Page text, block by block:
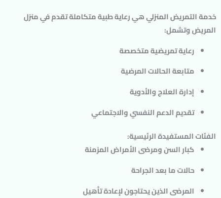
خدمة التمريض المنزلي هي رعاية طبية متكاملة تقدم في منزل
المريض وتشمل:
رعاية تمريضية متخصصة
متابعة الحالات المرضية
إدارة العلاج والأدوية
تقديم الدعم النفسي والاجتماعي
الفئات المستفيدة الرئيسية:
كبار السن ومرضى الأمراض المزمنة
حالات ما بعد الجراحة
المرضى الذين يحتاجون لإعادة تأهيل